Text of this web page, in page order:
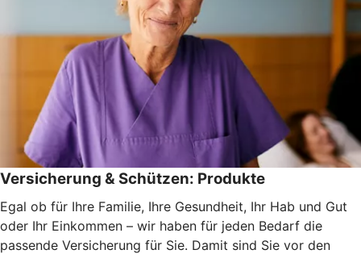
Versicherung & Schützen: Produkte
Egal ob für Ihre Familie, Ihre Gesundheit, Ihr Hab und Gut
oder Ihr Einkommen – wir haben für jeden Bedarf die
passende Versicherung für Sie. Damit sind Sie vor den